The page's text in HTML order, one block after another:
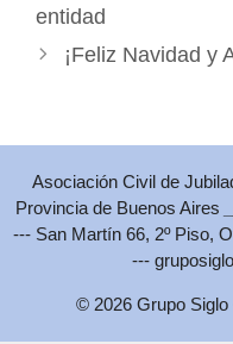
entidad
¡Feliz Navidad y
Asociación Civil de
Provincia de Buenos Aires
--- San Martín 66, 2º Piso,
---
© 2026 Grupo Siglo